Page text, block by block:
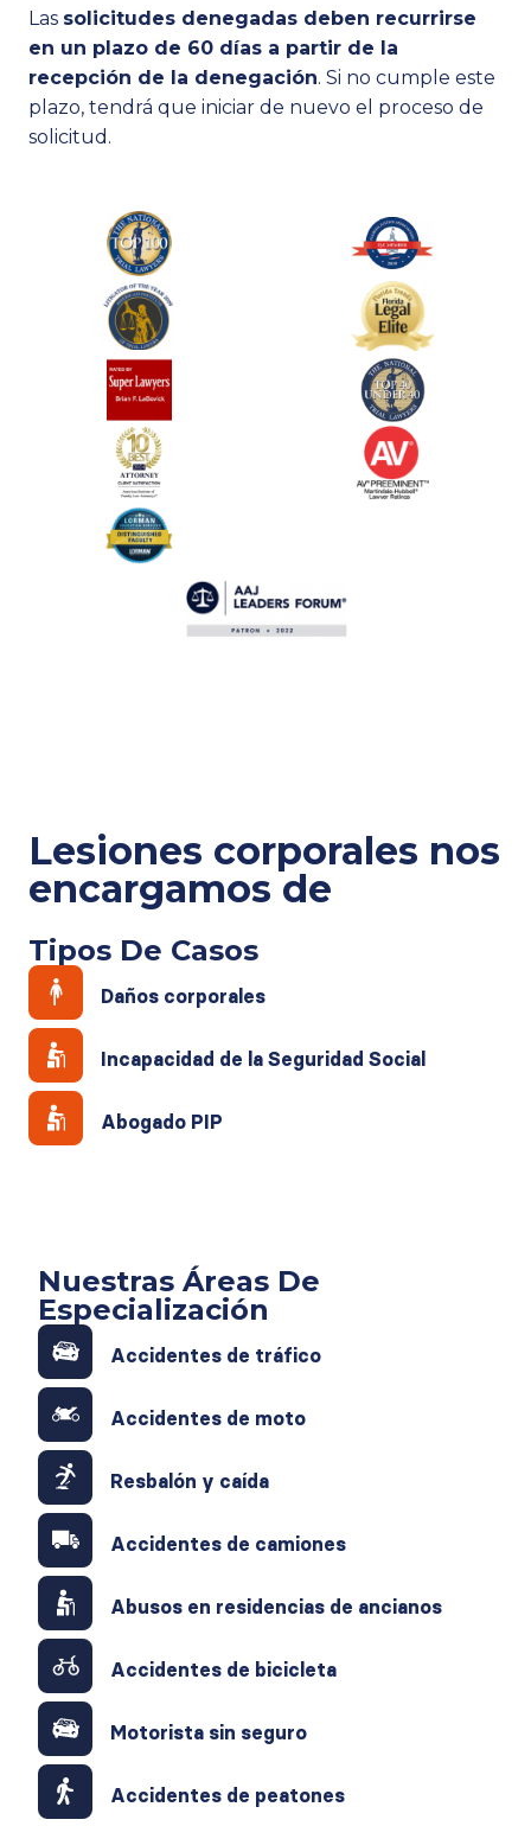
Las solicitudes denegadas deben recurrirse
en un plazo de 60 días a partir de la
recepción de la denegación. Si no cumple este
plazo, tendrá que iniciar de nuevo el proceso de
solicitud.
Lesiones corporales nos
encargamos de
Tipos De Casos
Daños corporales
Incapacidad de la Seguridad Social
Abogado PIP
Nuestras Áreas De
Especialización
Accidentes de tráfico
Accidentes de moto
Resbalón y caída
Accidentes de camiones
Abusos en residencias de ancianos
Accidentes de bicicleta
Motorista sin seguro
Accidentes de peatones